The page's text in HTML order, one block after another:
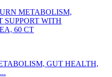
GUT HEALTH,